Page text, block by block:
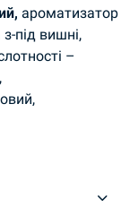
ароматизатор
під вишні,
–